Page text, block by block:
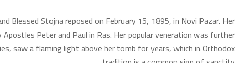
Stojna reposed on February 15, 1895, in Novi Pazar. Her
Peter and Paul in Ras. Her popular veneration was further
saw a flaming light above her tomb for years, which in Orthodox